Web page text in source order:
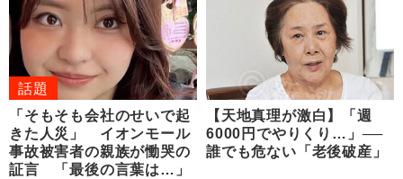
話題
「そもそも会社のせいで起
きた人災」 イオンモール
事故被害者の親族が慟哭の
証言 「最後の言葉は…」
【天地真理が激白】「週
6000円でやりくり…」──
誰でも危ない「老後破産」